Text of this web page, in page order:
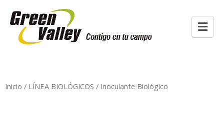
Inicio / LÍNEA BIOLÓGICOS / Inoculante Biológico